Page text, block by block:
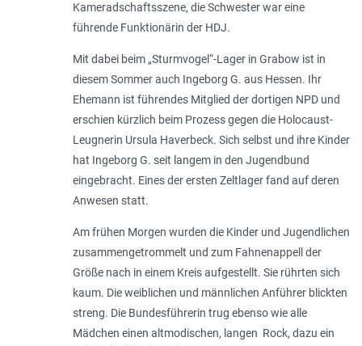
Kameradschaftsszene, die Schwester war eine
führende Funktionärin der HDJ.
Mit dabei beim „Sturmvogel“-Lager in Grabow ist in
diesem Sommer auch Ingeborg G. aus Hessen. Ihr
Ehemann ist führendes Mitglied der dortigen NPD und
erschien kürzlich beim Prozess gegen die Holocaust-
Leugnerin Ursula Haverbeck. Sich selbst und ihre Kinder
hat Ingeborg G. seit langem in den Jugendbund
eingebracht. Eines der ersten Zeltlager fand auf deren
Anwesen statt.
Am frühen Morgen wurden die Kinder und Jugendlichen
zusammengetrommelt und zum Fahnenappell der
Größe nach in einem Kreis aufgestellt. Sie rührten sich
kaum. Die weiblichen und männlichen Anführer blickten
streng. Die Bundesführerin trug ebenso wie alle
Mädchen einen altmodischen, langen Rock, dazu ein